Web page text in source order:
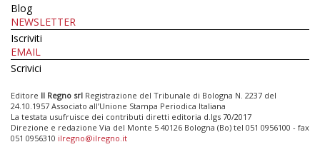
Blog
NEWSLETTER
Iscriviti
EMAIL
Scrivici
Editore Il Regno srl Registrazione del Tribunale di Bologna N. 2237 del
24.10.1957 Associato all’Unione Stampa Periodica Italiana
La testata usufruisce dei contributi diretti editoria d.lgs 70/2017
Direzione e redazione Via del Monte 5 40126 Bologna (Bo) tel 051 0956100 - fax
051 0956310 ilregno@ilregno.it